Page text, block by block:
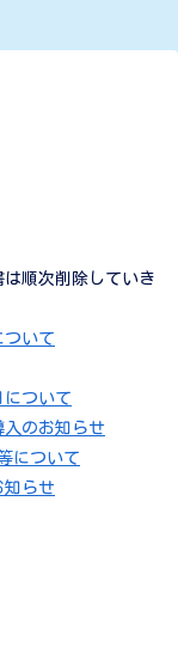
順次削除していき
ついて
について
入のお知らせ
について
知らせ